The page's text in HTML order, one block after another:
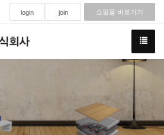
login join 쇼핑몰 바로가기